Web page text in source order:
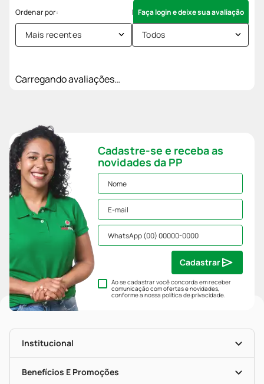
Faça login e deixe sua avaliação
Mais recentes Todos
Carregando avaliações…
Cadastre-se e receba as
novidades da PP
Ao se cadastrar você concorda em receber
comunicação com ofertas e novidades,
conforme a nossapolítica de privacidade.
Cadastrar
Institucional
História
Nossas Lojas
Benefícios E Promoções